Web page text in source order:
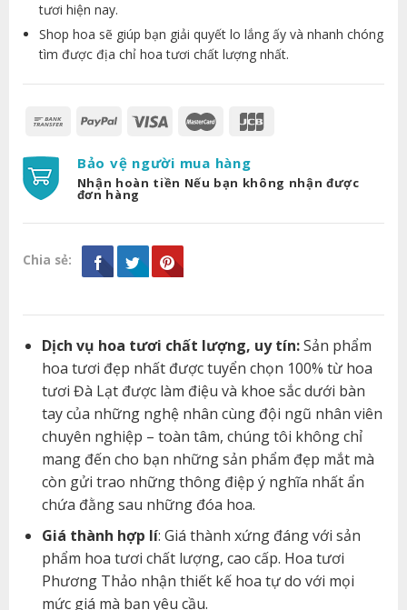
tươi hiện nay.
Shop hoa sẽ giúp bạn giải quyết lo lắng ấy và nhanh chóng
tìm được địa chỉ hoa tươi chất lượng nhất.
Bảo vệ người mua hàng
Nhận hoàn tiền Nếu bạn không nhận được
đơn hàng
Chia sẻ:
Dịch vụ hoa tươi chất lượng, uy tín:Sản phẩm
hoa tươi đẹp nhất được tuyển chọn 100% từ hoa
tươi Đà Lạt được làm điệu và khoe sắc dưới bàn
tay của những nghệ nhân cùng đội ngũ nhân viên
chuyên nghiệp – toàn tâm, chúng tôi không chỉ
mang đến cho bạn những sản phẩm đẹp mắt mà
còn gửi trao những thông điệp ý nghĩa nhất ẩn
chứa đằng sau những đóa hoa.
Giá thành hợp lí: Giá thành xứng đáng với sản
phẩm hoa tươi chất lượng, cao cấp. Hoa tươi
Phương Thảo nhận thiết kế hoa tự do với mọi
mức giá mà bạn yêu cầu.